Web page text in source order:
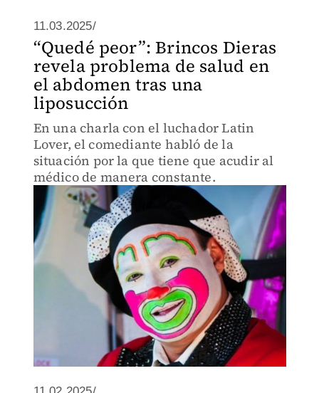
11.03.2025/
“Quedé peor”: Brincos Dieras
revela problema de salud en
el abdomen tras una
liposucción
En una charla con el luchador Latin
Lover, el comediante habló de la
situación por la que tiene que acudir al
médico de manera constante.